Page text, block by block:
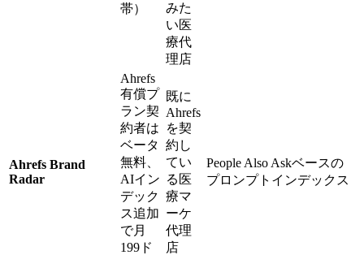
帯）
みた
い医
療代
理店
Ahrefs Brand
Radar
Ahrefs
有償プ
ラン契
約者は
ベータ
無料、
AIイン
デック
ス追加
で月
199ド
既に
Ahrefs
を契
約し
てい
る医
療マ
ーケ
代理
店
People Also Askベースの
プロンプトインデックス